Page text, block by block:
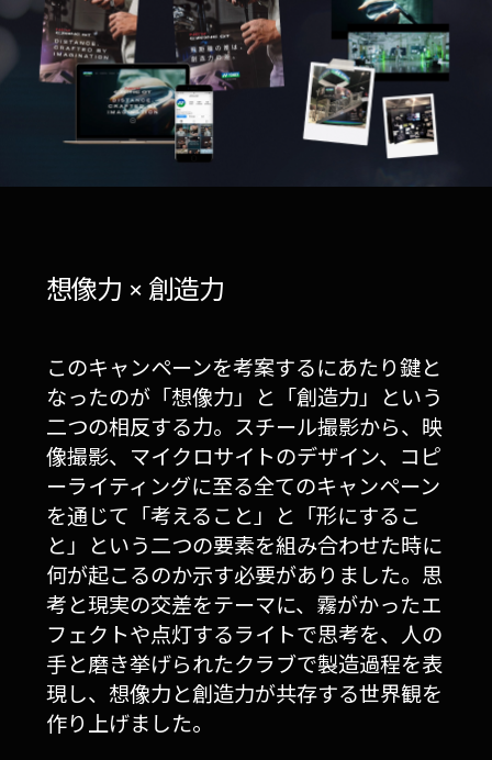
想像力 × 創造力
このキャンペーンを考案するにあたり鍵と
なったのが「想像力」と「創造力」という
二つの相反する力。スチール撮影から、映
像撮影、マイクロサイトのデザイン、コピ
ーライティングに至る全てのキャンペーン
を通じて「考えること」と「形にするこ
と」という二つの要素を組み合わせた時に
何が起こるのか示す必要がありました。思
考と現実の交差をテーマに、霧がかったエ
フェクトや点灯するライトで思考を、人の
手と磨き挙げられたクラブで製造過程を表
現し、想像力と創造力が共存する世界観を
作り上げました。